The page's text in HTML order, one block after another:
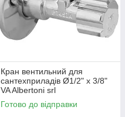
Кран вентильний для
сантехприладів Ø1/2" х 3/8"
VA Albertoni srl
Готово до відправки